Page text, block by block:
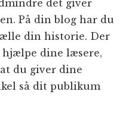
det giver
På din blog har du
din historie. Der
dine læsere,
du giver dine
så dit publikum